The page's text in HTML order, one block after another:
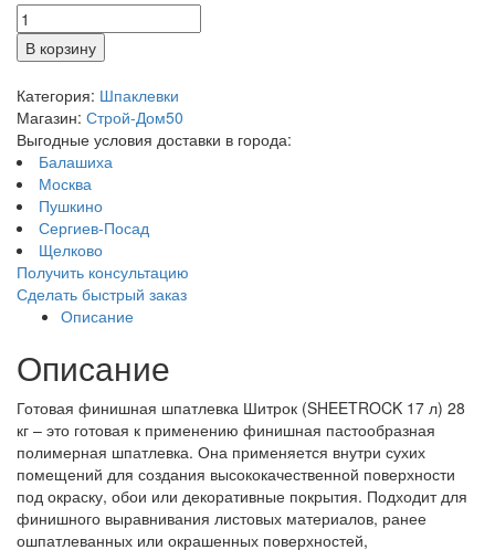
В корзину
Категория: Шпаклевки
Магазин: Строй-Дом50
Выгодные условия доставки в города:
Балашиха
Москва
Пушкино
Сергиев-Посад
Щелково
Получить консультацию
Сделать быстрый заказ
Описание
Описание
Готовая финишная шпатлевка Шитрок (SHEETROCK 17 л) 28
кг – это готовая к применению финишная пастообразная
полимерная шпатлевка. Она применяется внутри сухих
помещений для создания высококачественной поверхности
под окраску, обои или декоративные покрытия. Подходит для
финишного выравнивания листовых материалов, ранее
ошпатлеванных или окрашенных поверхностей,